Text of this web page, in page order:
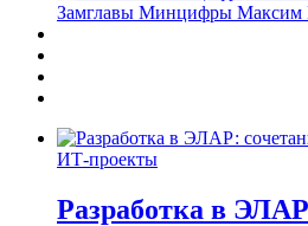
Замглавы Минцифры Максим
ИТ-проекты
Разработка в